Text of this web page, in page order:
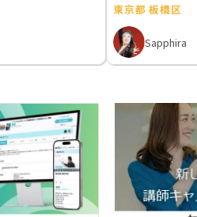
東京都 板橋区
Sapphira